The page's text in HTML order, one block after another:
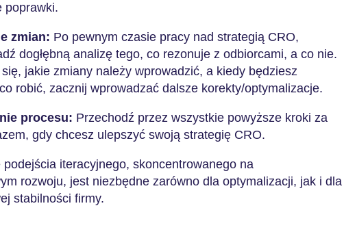
poprawki.
zmian: Po pewnym czasie pracy nad strategią CRO,
dogłębną analizę tego, co rezonuje z odbiorcami, a co nie.
jakie zmiany należy wprowadzić, a kiedy będziesz
robić, zacznij wprowadzać dalsze korekty/optymalizacje.
procesu: Przechodź przez wszystkie powyższe kroki za
gdy chcesz ulepszyć swoją strategię CRO.
iteracyjnego, skoncentrowanego na
rozwoju, jest niezbędne zarówno dla optymalizacji, jak i dla
stabilności firmy.